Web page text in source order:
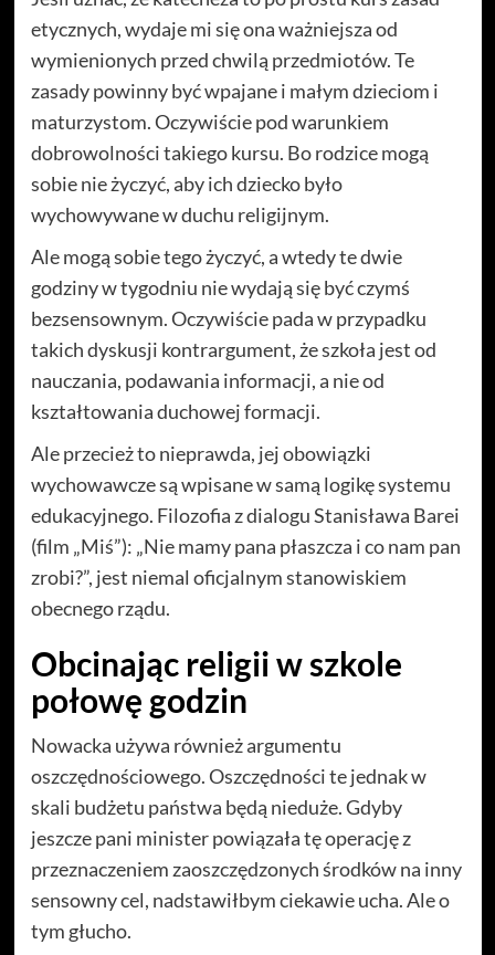
etycznych, wydaje mi się ona ważniejsza od
wymienionych przed chwilą przedmiotów. Te
zasady powinny być wpajane i małym dzieciom i
maturzystom. Oczywiście pod warunkiem
dobrowolności takiego kursu. Bo rodzice mogą
sobie nie życzyć, aby ich dziecko było
wychowywane w duchu religijnym.
Ale mogą sobie tego życzyć, a wtedy te dwie
godziny w tygodniu nie wydają się być czymś
bezsensownym. Oczywiście pada w przypadku
takich dyskusji kontrargument, że szkoła jest od
nauczania, podawania informacji, a nie od
kształtowania duchowej formacji.
Ale przecież to nieprawda, jej obowiązki
wychowawcze są wpisane w samą logikę systemu
edukacyjnego. Filozofia z dialogu Stanisława Barei
(film „Miś”): „Nie mamy pana płaszcza i co nam pan
zrobi?”, jest niemal oficjalnym stanowiskiem
obecnego rządu.
Obcinając religii w szkole
połowę godzin
Nowacka używa również argumentu
oszczędnościowego. Oszczędności te jednak w
skali budżetu państwa będą nieduże. Gdyby
jeszcze pani minister powiązała tę operację z
przeznaczeniem zaoszczędzonych środków na inny
sensowny cel, nadstawiłbym ciekawie ucha. Ale o
tym głucho.